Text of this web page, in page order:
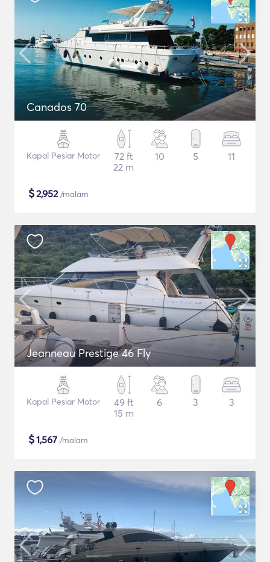
Canados 70
Kapal Pesiar Motor
72 ft
22 m
10 5 11
$2,952/malam
Jeanneau Prestige 46 Fly
Kapal Pesiar Motor
49 ft
15 m
6 3 3
$1,567 /malam